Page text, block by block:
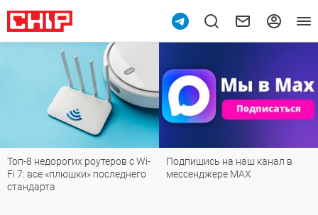
Топ-8 недорогих роутеров с Wi-
Fi 7: все «плюшки» последнего
стандарта
Подпишись на наш канал в
мессенджере МАХ